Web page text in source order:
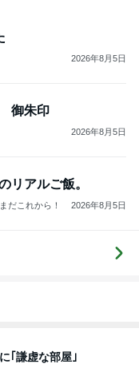
2026年8月5日
御朱印
2026年8月5日
リアルご飯。
だこれから！ 2026年8月5日
｢謙虚な部屋｣